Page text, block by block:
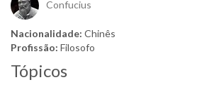
Confucius
Nacionalidade: Chinês
Profissão: Filosofo
Tópicos